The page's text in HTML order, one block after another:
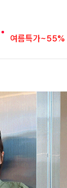
여름특가~55%